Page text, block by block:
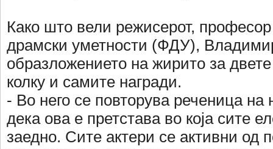
Како што вели режисерот,
драмски уметности (ФДУ),
образложението на жирито за
колку и самите награди.
- Во него се повторува реченица на
дека ова е претстава во која сите
заедно. Сите актери се активни од